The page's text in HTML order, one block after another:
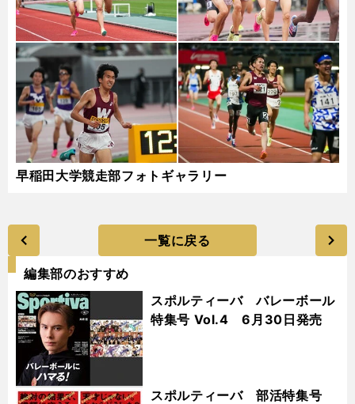
早稲田大学競走部フォトギャラリー
一覧に戻る
編集部のおすすめ
スポルティーバ バレーボール
特集号 Vol.4 6月30日発売
スポルティーバ 部活特集号